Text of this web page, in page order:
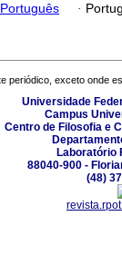
·
periódico, exceto onde
Universidade
Campus
Centro de Filosofia e
Laboratório
88040-900 -
(48)